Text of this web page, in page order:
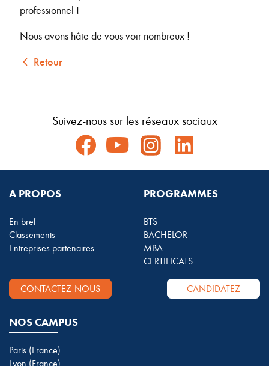
professionnel !
Nous avons hâte de vous voir nombreux !
Retour
Suivez-nous sur les réseaux sociaux
A PROPOS
En bref
Classements
Entreprises partenaires
PROGRAMMES
BTS
BACHELOR
MBA
CERTIFICATS
CONTACTEZ-NOUS CANDIDATEZ
NOS CAMPUS
Paris (France)
Lyon (France)